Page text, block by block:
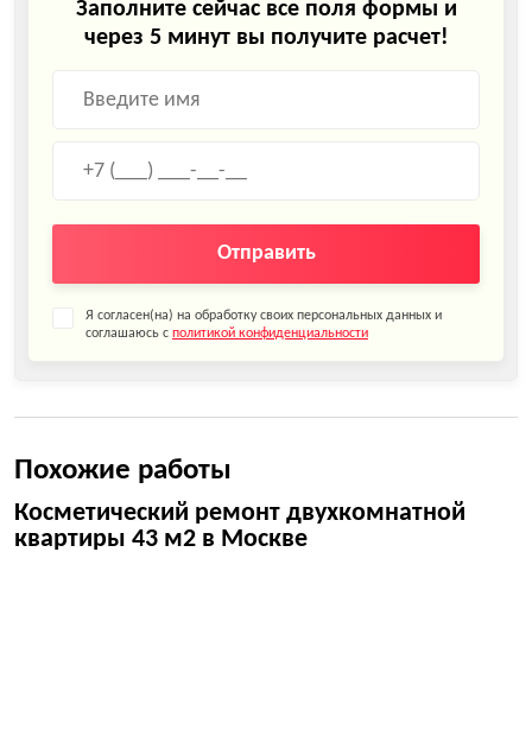
Заполните сейчас все поля формы и
через 5 минут вы получите расчет!
Отправить
Я согласен(на) на обработку своих персональных данных и
соглашаюсь с политикой конфиденциальности
Похожие работы
Косметический ремонт двухкомнатной
квартиры 43 м2 в Москве